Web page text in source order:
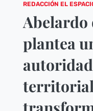
REDACCIÓN EL
Abelardo
plantea